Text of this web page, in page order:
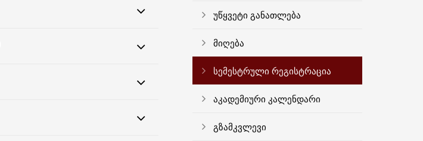
უწყვეტი განათლება
მიღება
სემესტრული რეგისტრაცია
აკადემიური კალენდარი
გზამკვლევი